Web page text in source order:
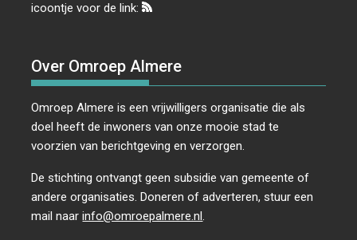
icoontje voor de link:
Over Omroep Almere
Omroep Almere is een vrijwilligers organisatie die als
doel heeft de inwoners van onze mooie stad te
voorzien van berichtgeving en verzorgen.
De stichting ontvangt geen subsidie van gemeente of
andere organisaties. Doneren of adverteren, stuur een
mail naarinfo@omroepalmere.nl.